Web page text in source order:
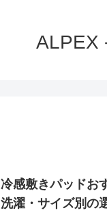
ALPEX
冷感敷きパッドお
洗濯・サイズ別の